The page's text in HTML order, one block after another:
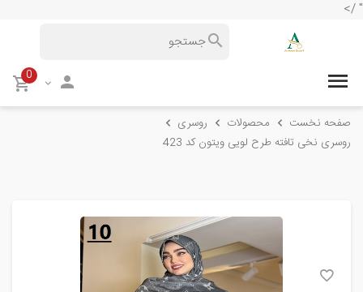
" />
0
صفحه نخست محصولات
روسری
روسری نخی تافته طرح لویی ویتون کد 423